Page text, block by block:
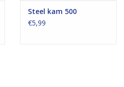
Steel kam 500
€5,99